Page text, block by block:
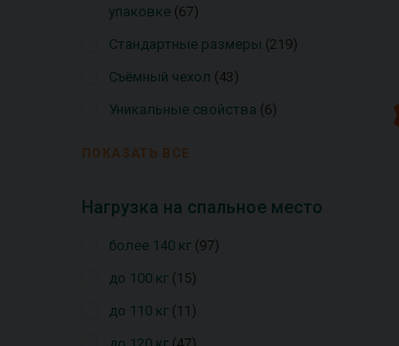
упаковке 67
Стандартные размеры 219
Съёмный чехол 43
Уникальные свойства 6
ПОКАЗАТЬ ВСЕ
Нагрузка на спальное место
более 140 кг 97
до 100 кг 15
до 110 кг 11